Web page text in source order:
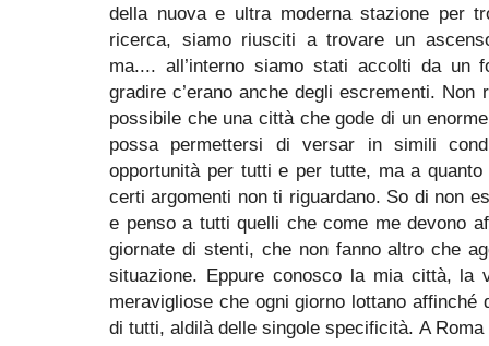
della nuova e ultra moderna stazione per
ricerca, siamo riusciti a trovare un
ma.... all’interno siamo stati accolti da un
gradire c’erano anche degli escrementi.
possibile che una città che gode di un
possa permettersi di versar in simili
opportunità per tutti e per tutte, ma a
certi argomenti non ti riguardano. So di non
e penso a tutti quelli che come me devono
giornate di stenti, che non fanno altro che
situazione. Eppure conosco la mia città, la
meravigliose che ogni giorno lottano
di tutti, aldilà delle singole specificità. A